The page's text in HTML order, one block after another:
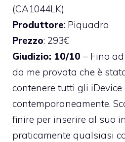
(CA1044LK)
Produttore: Piquadro
Prezzo: 293€
Giudizio: 10/10 – Fino
da me provata che è
contenere tutti gli iDevice
contemporaneamente.
finire per inserire al suo
praticamente qualsiasi